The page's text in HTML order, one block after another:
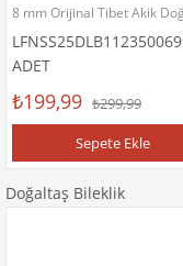
LFNSS25DLB112350069
ADET
₺199,99 ₺299,99
Sepete Ekle
Doğaltaş Bileklik